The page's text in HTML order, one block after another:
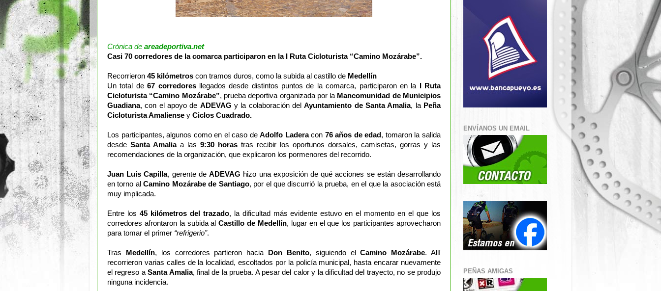
Crónica de areadeportiva.net
Casi 70 corredores de la comarca participaron en la I Ruta Cicloturista “Camino Mozárabe”.
Recorrieron 45 kilómetros con tramos duros, como la subida al castillo de Medellín
Un total de67 corredoresllegados desde distintos puntos de la comarca, participaron en la
I Ruta
Cicloturista “Camino Mozárabe”, prueba deportiva organizada por la Mancomunidad de Municipios
Guadiana, con el apoyo de ADEVAG y la colaboración delAyuntamiento de Santa Amalia, la Peña
Cicloturista Amaliense y Ciclos Cuadrado.
Los participantes, algunos como en el caso deAdolfo Laderacon 76 años de edad , tomaron la salida
desde Santa Amaliaa las 9:30 horas tras recibir los oportunos dorsales, camisetas, gorras y las
recomendaciones de la organización, que explicaron los pormenores del recorrido.
Juan Luis Capilla, gerente deADEVAG hizo una exposición de qué acciones se están desarrollando
en torno alCamino Mozárabe de Santiago, por el que discurrió la prueba, en el que la asociación está
muy implicada.
Entre los 45 kilómetros del trazado, la dificultad más evidente estuvo en el momento en el que los
corredores afrontaron la subida alCastillo de Medellín, lugar en el que los participantes aprovecharon
para tomar el primer “refrigerio”.
Tras Medellín, los corredores partieron hacia Don Benito, siguiendo elCamino Mozárabe. Allí
recorrieron varias calles de la localidad, escoltados por la policía municipal, hasta encarar nuevamente
el regreso aSanta Amalia, final de la prueba. A pesar del calor y la dificultad del trayecto, no se produjo
ninguna incidencia.
ENVÍANOS UN EMAIL
PEÑAS AMIGAS